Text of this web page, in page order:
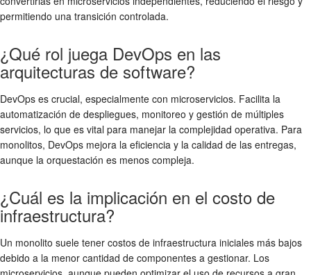
permitiendo una transición controlada.
¿Qué rol juega DevOps en las
arquitecturas de software?
DevOps es crucial, especialmente con microservicios. Facilita la
automatización de despliegues, monitoreo y gestión de múltiples
servicios, lo que es vital para manejar la complejidad operativa. Para
monolitos, DevOps mejora la eficiencia y la calidad de las entregas,
aunque la orquestación es menos compleja.
¿Cuál es la implicación en el costo de
infraestructura?
Un monolito suele tener costos de infraestructura iniciales más bajos
debido a la menor cantidad de componentes a gestionar. Los